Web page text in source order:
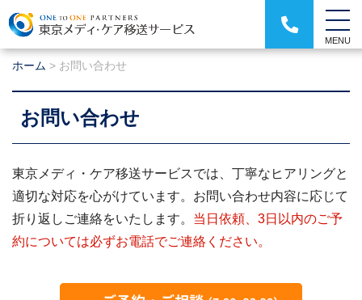
MENU
ホーム > お問い合わせ
お問い合わせ
東京メディ・ケア移送サービスでは、丁寧なヒアリングと
適切な対応を心がけています。お問い合わせ内容に応じて
折り返しご連絡をいたします。 当日依頼、3日以内のご予
約については必ずお電話でご連絡ください。